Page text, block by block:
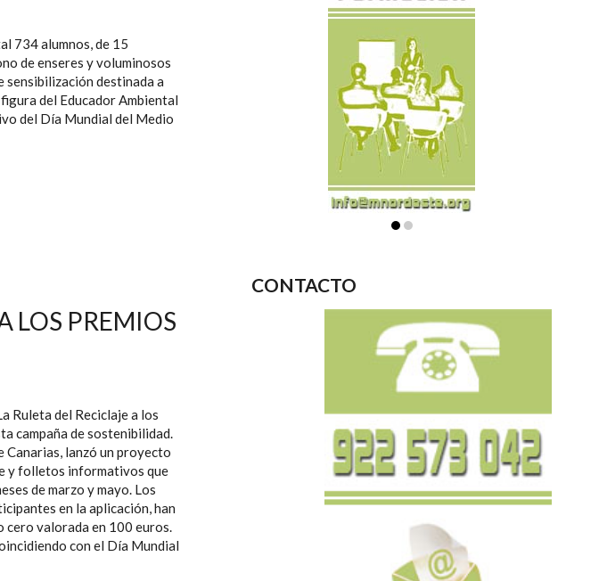
734 alumnos, de 15
de enseres y voluminosos
sensibilización destinada a
del Educador Ambiental
del Día Mundial del Medio
CONCIENCIA A MÁS DE
DEL ABANDONO DE
LOS PREMIOS
Ruleta del Reciclaje a los
campaña de sostenibilidad.
Canarias, lanzó un proyecto
y folletos informativos que
de marzo y mayo. Los
en la aplicación, han
cero valorada en 100 euros.
con el Día Mundial
CONTACTO